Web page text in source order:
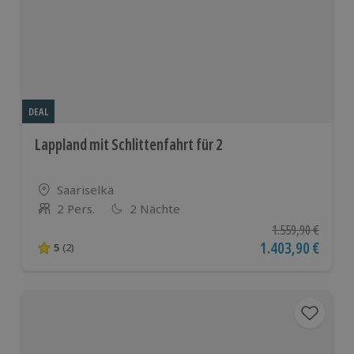
DEAL
Lappland mit Schlittenfahrt für 2
Standort
Saariselkä
Anzahl der Teilnehmer
2 Pers. 2 Nächte
5 von 5 Sternen basierend auf 2 Bewertungen
5 (2)
Ursprünglicher
1.559,90 €
Aktueller Preis
1.403,90 €